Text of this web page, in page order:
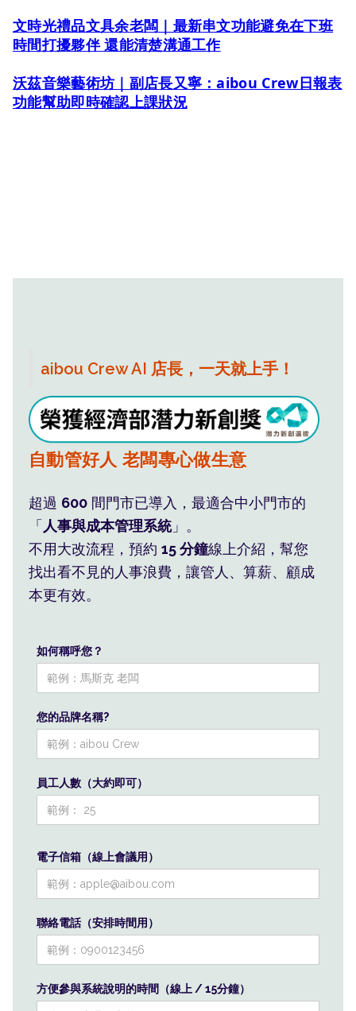
文時光禮品文具余老闆｜最新串文功能避免在下班
時間打擾夥伴 還能清楚溝通工作
沃茲音樂藝術坊｜副店長又寧：aibou Crew日報表
功能幫助即時確認上課狀況
aibou Crew AI 店長，一天就上手！
班表薪水系統算，員工自然服氣
自動管好人 老闆專心做生意
利潤藏在您看不見的 人事浪費
超過 600 間門市已導入，最適合中小門市的
「人事與成本管理系統」。
不用大改流程，預約 15 分鐘線上介紹，幫您
找出看不見的人事浪費，讓管人、算薪、顧成
本更有效。
如何稱呼您？
您的品牌名稱?
員工人數（大約即可）
電子信箱（線上會議用）
聯絡電話（安排時間用）
方便參與系統說明的時間（線上 / 15分鐘）